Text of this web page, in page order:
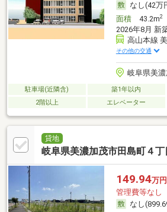
なし(42万
面積43.2m2
2026年8月 新
高山本線
その他の交通
岐阜県美
駐車場(近隣含) 築1年以内
2階以上
エレベーター
貸地
岐阜県美濃加茂市田島町４丁
149.94万円
管理費等なし
なし